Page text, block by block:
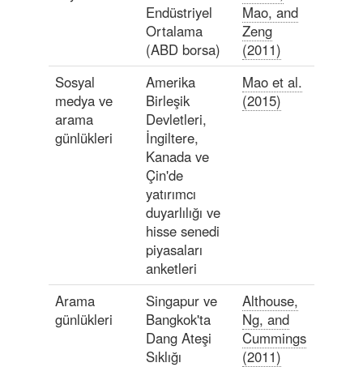
Endüstriyel
Ortalama
(ABD borsa)
Mao, and
Zeng
(2011)
Sosyal
medya ve
arama
günlükleri
Amerika
Birleşik
Devletleri,
İngiltere,
Kanada ve
Çin'de
yatırımcı
duyarlılığı ve
hisse senedi
piyasaları
anketleri
Mao et al.
(2015)
Arama
günlükleri
Singapur ve
Bangkok'ta
Dang Ateşi
Sıklığı
Althouse,
Ng, and
Cummings
(2011)